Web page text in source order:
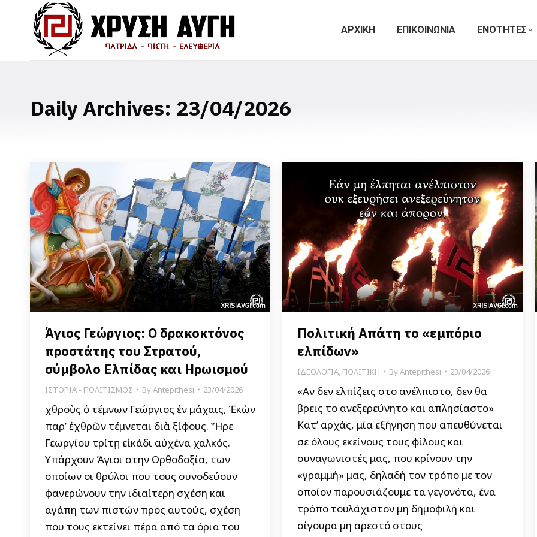
ΑΡΧΙΚΗ ΕΠΙΚΟΙΝΩΝΙΑ ΕΝΟΤΗΤΕΣ
Daily Archives: 23/04/2026
Άγιος Γεώργιος: Ο δρακοκτόνος
προστάτης του Στρατού,
σύμβολο Ελπίδας και Ηρωισμού
ΙΣΤΟΡΙΑ - ΠΟΛΙΤΙΣΜΟΣ ByAntepithesi 23/04/2026
Ἐχθροὺς ὁ τέμνων Γεώργιος ἐν μάχαις, Ἑκὼν
παρ’ ἐχθρῶν τέμνεται διὰ ξίφους. Ἦρε
Γεωργίου τρίτῃ εἰκάδι αὐχένα χαλκός.
Υπάρχουν Άγιοι στην Ορθοδοξία, των
οποίων οι θρύλοι που τους συνοδεύουν
φανερώνουν την ιδιαίτερη σχέση και
αγάπη των πιστών προς αυτούς, σχέση
που τους εκτείνει πέρα από τα όρια του
Πολιτική Απάτη το «εμπόριο
ελπίδων»
ΙΔΕΟΛΟΓΙΑ, ΠΟΛΙΤΙΚΗ ByAntepithesi 23/04/2026
«Αν δεν ελπίζεις στο ανέλπιστο, δεν θα
βρεις το ανεξερεύνητο και απλησίαστο»
Κατ’ αρχάς, μία εξήγηση που απευθύνεται
σε όλους εκείνους τους φίλους και
συναγωνιστές μας, που κρίνουν την
«γραμμή» μας, δηλαδή τον τρόπο με τον
οποίον παρουσιάζουμε τα γεγονότα, ένα
τρόπο τουλάχιστον μη δημοφιλή και
σίγουρα μη αρεστό στους